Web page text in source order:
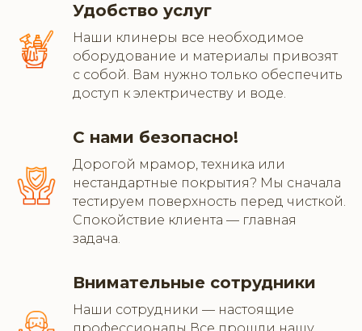
Удобство услуг
Наши клинеры все необходимое
оборудование и материалы привозят
с собой. Вам нужно только обеспечить
доступ к электричеству и воде.
С нами безопасно!
Дорогой мрамор, техника или
нестандартные покрытия? Мы сначала
тестируем поверхность перед чисткой.
Спокойствие клиента — главная
задача.
Внимательные сотрудники
Наши сотрудники — настоящие